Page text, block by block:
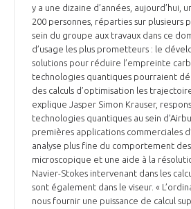
y a une dizaine d’années, aujourd’hui,
200 personnes, réparties sur plusieurs
sein du groupe aux travaux dans ce
d’usage les plus prometteurs : le
solutions pour réduire l’empreinte
technologies quantiques pourraient
des calculs d’optimisation les
explique Jasper Simon Krauser,
technologies quantiques au sein
premières applications commerciales
analyse plus fine du comportement
microscopique et une aide à la
Navier-Stokes intervenant dans les
sont également dans le viseur. «
nous fournir une puissance de calcul